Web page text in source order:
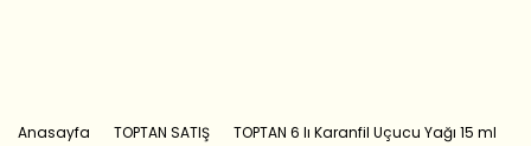
Anasayfa TOPTAN SATIŞ TOPTAN 6 lı Karanfil Uçucu Yağı 15 ml